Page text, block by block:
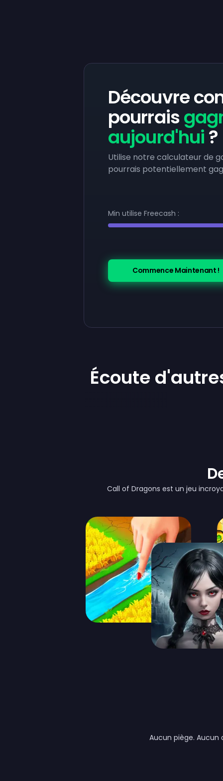
Découvre
pourrais
aujourd'hui?
Utilise notre calculateur de
pourrais potentiellement
Min utilise Freecash :
Commence Maintenant !
Écoute
Call of Dragons est un jeu
Aucun piège.